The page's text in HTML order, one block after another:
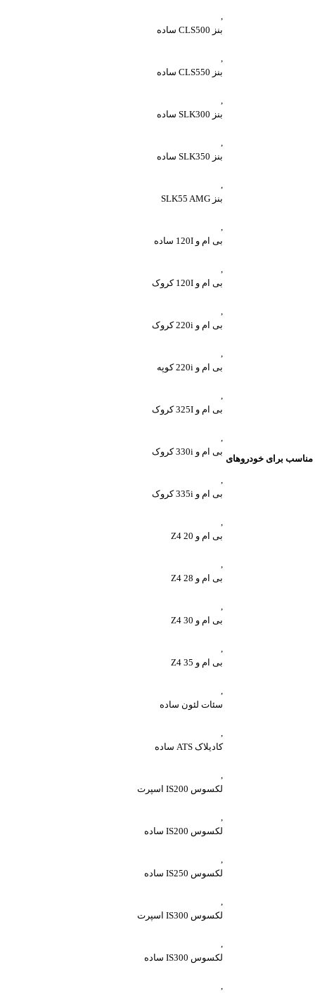
مناسب برای خودروهای
,
بنز CLS500 ساده
,
بنز CLS550 ساده
,
بنز SLK300 ساده
,
بنز SLK350 ساده
,
بنز SLK55 AMG
,
بی ام و 120I ساده
,
بی ام و 120I کروک
,
بی ام و 220i کروک
,
بی ام و 220i کوپه
,
بی ام و 325I کروک
,
بی ام و 330i کروک
,
بی ام و 335i کروک
,
بی ام و Z4 20
,
بی ام و Z4 28
,
بی ام و Z4 30
,
بی ام و Z4 35
,
سئات ‏لئون ساده
,
کادیلاک ATS ساده
,
لکسوس IS200 اسپرت
,
لکسوس IS200 ساده
,
لکسوس IS250 ساده
,
لکسوس IS300 اسپرت
,
لکسوس IS300 ساده
,